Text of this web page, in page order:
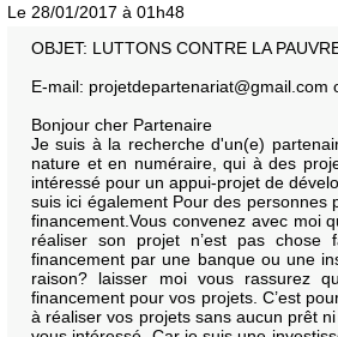
Le 28/01/2017 à 01h48
OBJET: LUTTONS CONTRE LA
E-mail:
Bonjour cher Partenaire
Je suis à la recherche d'un(e)
nature et en numéraire, qui à des
intéressé pour un appui-projet de
suis ici également Pour des personnes
financement.Vous convenez avec moi
réaliser son projet n’est pas
financement par une banque ou une
raison? laisser moi vous rassurez
financement pour vos projets. C’est
à réaliser vos projets sans aucun prêt